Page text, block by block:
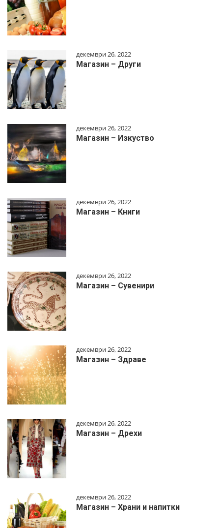
декември 26, 2022
Магазин – Други
декември 26, 2022
Магазин – Изкуство
декември 26, 2022
Магазин – Книги
декември 26, 2022
Магазин – Сувенири
декември 26, 2022
Магазин – Здраве
декември 26, 2022
Магазин – Дрехи
декември 26, 2022
Магазин – Храни и напитки